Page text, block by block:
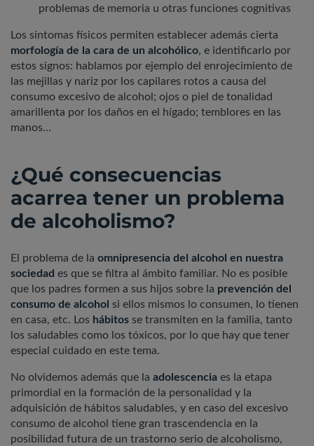
problemas de memoria u otras funciones cognitivas
Los síntomas físicos permiten establecer además cierta
morfología de la cara de un alcohólico, e identificarlo por
estos signos: hablamos por ejemplo del enrojecimiento de
las mejillas y nariz por los capilares rotos a causa del
consumo excesivo de alcohol; ojos o piel de tonalidad
amarillenta por los daños en el hígado; temblores en las
manos…
¿Qué consecuencias
acarrea tener un problema
de alcoholismo?
El problema de la omnipresencia del alcohol en nuestra
sociedad es que se filtra al ámbito familiar. No es posible
que los padres formen a sus hijos sobre la prevención del
consumo de alcohol si ellos mismos lo consumen, lo tienen
en casa, etc. Los hábitos se transmiten en la familia, tanto
los saludables como los tóxicos, por lo que hay que tener
especial cuidado en este tema.
No olvidemos además que la adolescencia es la etapa
primordial en la formación de la personalidad y la
adquisición de hábitos saludables, y en caso del excesivo
consumo de alcohol tiene gran trascendencia en la
posibilidad futura de un trastorno serio de alcoholismo,